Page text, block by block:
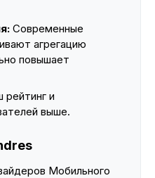
Современные
агрегацию
повышает
рейтинг и
выше.
Мобильного